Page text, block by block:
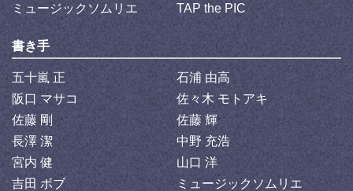
ミュージックソムリエ
TAP the PIC
書き手
五十嵐 正
石浦 由高
阪口 マサコ
佐々木 モトアキ
佐藤 剛
佐藤 輝
長澤 潔
中野 充浩
宮内 健
山口 洋
吉田 ボブ
ミュージックソムリエ